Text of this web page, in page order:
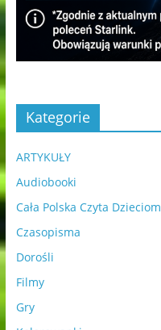
Kategorie
ARTYKUŁY
Audiobooki
Cała Polska Czyta Dzieciom
Czasopisma
Dorośli
Filmy
Gry